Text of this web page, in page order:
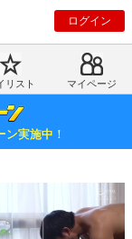
ログイン
リスト マイページ
ン実施中！